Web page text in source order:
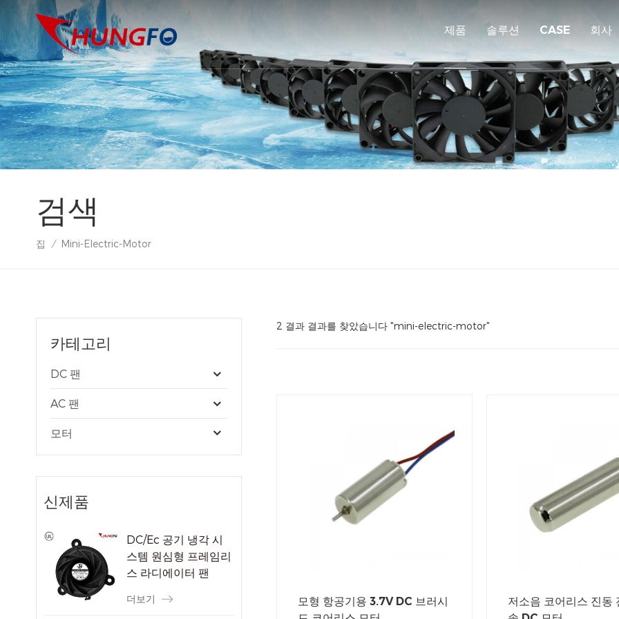
제품 솔루션 CASE 회사
검색
집 / Mini-Electric-Motor
카테고리
DC 팬
AC 팬
모터
신제품
DC/Ec 공기 냉각 시
스템 원심형 프레임리
스 라디에이터 팬
더보기
2 결과 결과를 찾았습니다 "mini-electric-motor"
모형 항공기용 3.7V DC 브러시
저소음 코어리스 진동